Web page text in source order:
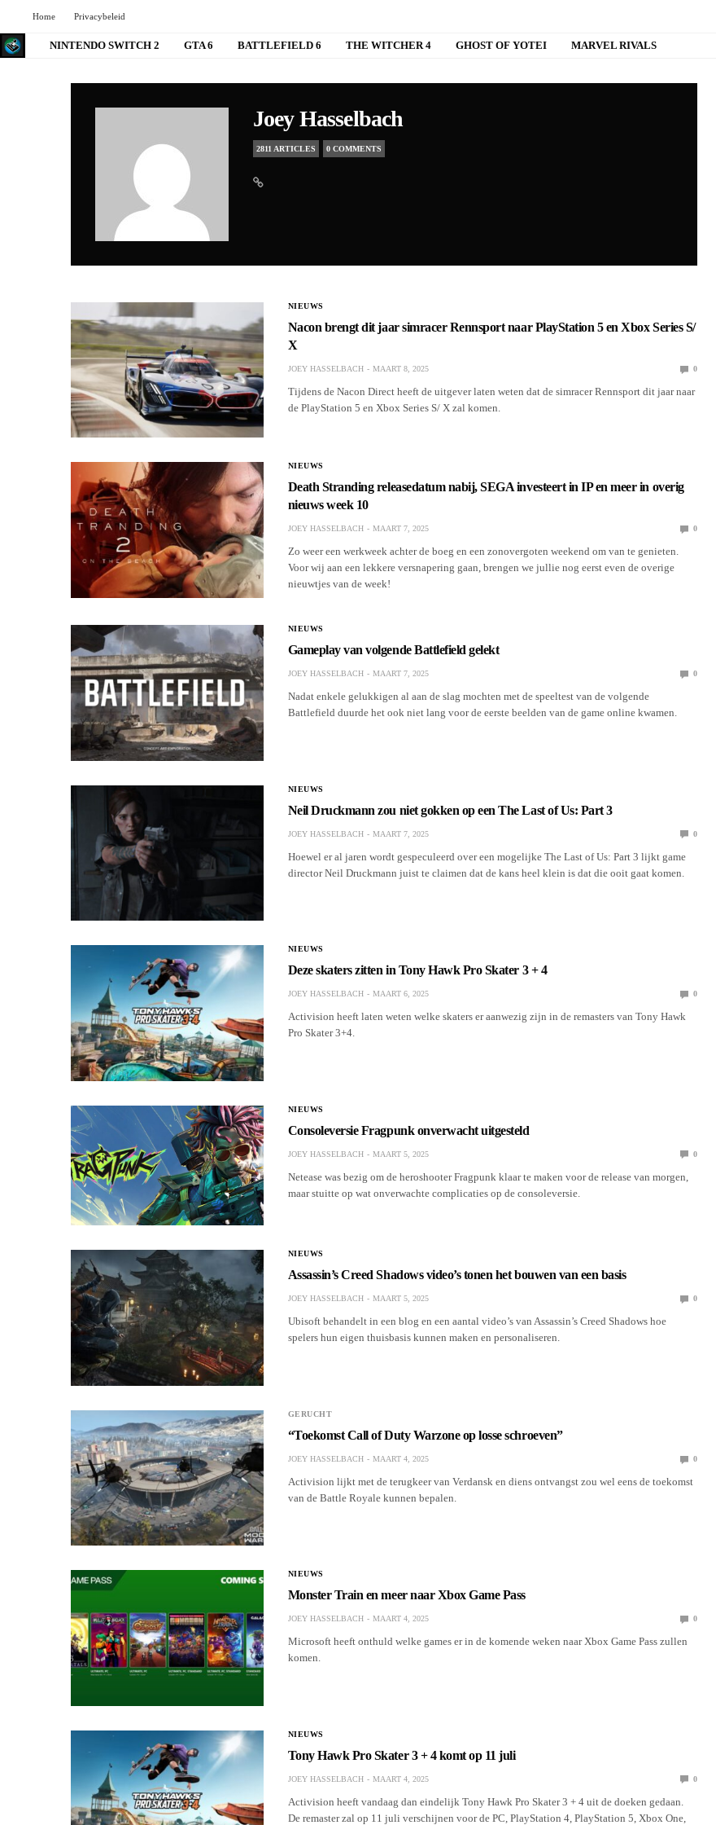
Home Privacybeleid
NINTENDO SWITCH 2 GTA 6 BATTLEFIELD 6 THE WITCHER 4 GHOST OF YOTEI MARVEL RIVALS
Joey Hasselbach
2811 ARTICLES 0 COMMENTS
NIEUWS
Nacon brengt dit jaar simracer Rennsport naar PlayStation 5 en Xbox Series S/
X
JOEY HASSELBACH MAART 8, 2025 0
Tijdens de Nacon Direct heeft de uitgever laten weten dat de simracer Rennsport dit jaar naar
de PlayStation 5 en Xbox Series S/ X zal komen.
NIEUWS
Death Stranding releasedatum nabij, SEGA investeert in IP en meer in overig
nieuws week 10
JOEY HASSELBACH MAART 7, 2025 0
Zo weer een werkweek achter de boeg en een zonovergoten weekend om van te genieten.
Voor wij aan een lekkere versnapering gaan, brengen we jullie nog eerst even de overige
nieuwtjes van de week!
NIEUWS
Gameplay van volgende Battlefield gelekt
JOEY HASSELBACH MAART 7, 2025 0
Nadat enkele gelukkigen al aan de slag mochten met de speeltest van de volgende
Battlefield duurde het ook niet lang voor de eerste beelden van de game online kwamen.
NIEUWS
Neil Druckmann zou niet gokken op een The Last of Us: Part 3
JOEY HASSELBACH MAART 7, 2025 0
Hoewel er al jaren wordt gespeculeerd over een mogelijke The Last of Us: Part 3 lijkt game
director Neil Druckmann juist te claimen dat de kans heel klein is dat die ooit gaat komen.
NIEUWS
Deze skaters zitten in Tony Hawk Pro Skater 3 + 4
JOEY HASSELBACH MAART 6, 2025 0
Activision heeft laten weten welke skaters er aanwezig zijn in de remasters van Tony Hawk
Pro Skater 3+4.
NIEUWS
Consoleversie Fragpunk onverwacht uitgesteld
JOEY HASSELBACH MAART 5, 2025 0
Netease was bezig om de heroshooter Fragpunk klaar te maken voor de release van morgen,
maar stuitte op wat onverwachte complicaties op de consoleversie.
NIEUWS
Assassin’s Creed Shadows video’s tonen het bouwen van een basis
JOEY HASSELBACH MAART 5, 2025 0
Ubisoft behandelt in een blog en een aantal video’s van Assassin’s Creed Shadows hoe
spelers hun eigen thuisbasis kunnen maken en personaliseren.
GERUCHT
“Toekomst Call of Duty Warzone op losse schroeven”
JOEY HASSELBACH MAART 4, 2025 0
Activision lijkt met de terugkeer van Verdansk en diens ontvangst zou wel eens de toekomst
van de Battle Royale kunnen bepalen.
NIEUWS
Monster Train en meer naar Xbox Game Pass
JOEY HASSELBACH MAART 4, 2025 0
Microsoft heeft onthuld welke games er in de komende weken naar Xbox Game Pass zullen
komen.
NIEUWS
Tony Hawk Pro Skater 3 + 4 komt op 11 juli
JOEY HASSELBACH MAART 4, 2025 0
Activision heeft vandaag dan eindelijk Tony Hawk Pro Skater 3 + 4 uit de doeken gedaan.
De remaster zal op 11 juli verschijnen voor de PC, PlayStation 4, PlayStation 5, Xbox One,